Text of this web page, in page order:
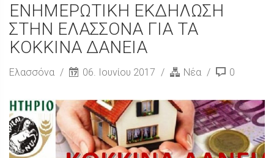
ΕΝΗΜΕΡΩΤΙΚΗ ΕΚΔΗΛΩΣΗ
ΣΤΗΝ ΕΛΑΣΣΟΝΑ ΓΙΑ ΤΑ
ΚΟΚΚΙΝΑ ΔΑΝΕΙΑ
Ελασσόνα 06. Ιουνίου 2017 Νέα 0